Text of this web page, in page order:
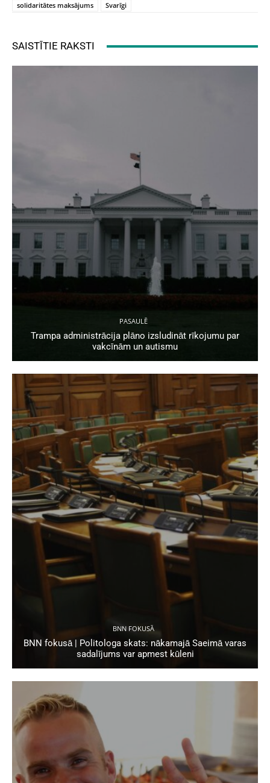
solidaritātes maksājums
Svarīgi
SAISTĪTIE RAKSTI
PASAULĒ
Trampa administrācija plāno izsludināt rīkojumu par
vakcīnām un autismu
BNN FOKUSĀ
BNN fokusā | Politologa skats: nākamajā Saeimā varas
sadalījums var apmest kūleni